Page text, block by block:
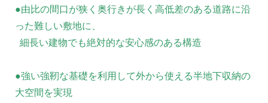
●由比の間口が狭く奥行きが長く高低差のある道路に沿
った難しい敷地に、
細長い建物でも絶対的な安心感のある構造
●強い強靭な基礎を利用して外から使える半地下収納の
大空間を実現